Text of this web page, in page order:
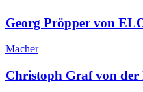
Georg Pröpper von
Macher
Christoph Graf von